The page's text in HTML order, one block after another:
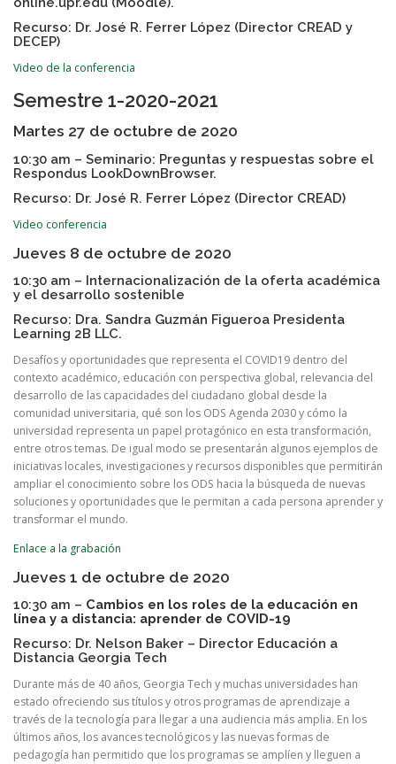
Recurso: Dr. José R. Ferrer López (Director CREAD y
DECEP)
Video de la conferencia
Semestre 1-2020-2021
Martes 27 de octubre de 2020
10:30 am – Seminario: Preguntas y respuestas sobre el
Respondus LookDownBrowser.
Recurso: Dr. José R. Ferrer López (Director CREAD)
Video conferencia
Jueves 8 de octubre de 2020
10:30 am – Internacionalización de la oferta académica
y el desarrollo sostenible
Recurso: Dra. Sandra Guzmán Figueroa Presidenta
Learning 2B LLC.
Desafíos y oportunidades que representa el COVID19 dentro del
contexto académico, educación con perspectiva global, relevancia del
desarrollo de las capacidades del ciudadano global desde la
comunidad universitaria, qué son los ODS Agenda 2030 y cómo la
universidad representa un papel protagónico en esta transformación,
entre otros temas. De igual modo se presentarán algunos ejemplos de
iniciativas locales, investigaciones y recursos disponibles que permitirán
ampliar el conocimiento sobre los ODS hacia la búsqueda de nuevas
soluciones y oportunidades que le permitan a cada persona aprender y
transformar el mundo.
Enlace a la grabación
Jueves 1 de octubre de 2020
10:30 am – Cambios en los roles de la educación en
línea y a distancia: aprender de COVID-19
Recurso: Dr. Nelson Baker – Director Educación a
Distancia Georgia Tech
Durante más de 40 años, Georgia Tech y muchas universidades han
estado ofreciendo sus títulos y otros programas de aprendizaje a
través de la tecnología para llegar a una audiencia más amplia. En los
últimos años, los avances tecnológicos y las nuevas formas de
pedagogía han permitido que los programas se amplíen y lleguen a